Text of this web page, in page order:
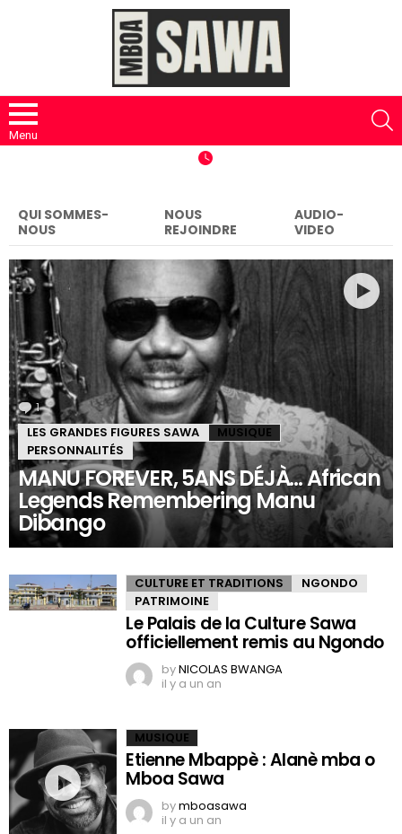
Menu
QUI SOMMES-
NOUS
NOUS
REJOINDRE
AUDIO-
VIDEO
1 Comment
LES GRANDES FIGURES SAWA
MUSIQUE
PERSONNALITÉS
MANU FOREVER, 5ANS DÉJÀ… African
Legends Remembering Manu
Dibango
CULTURE ET TRADITIONS
NGONDO
PATRIMOINE
Le Palais de la Culture Sawa
officiellement remis au Ngondo
byNICOLAS BWANGA
il y a un an
MUSIQUE
Etienne Mbappè : Alanè mba o
Mboa Sawa
bymboasawa
il y a un an